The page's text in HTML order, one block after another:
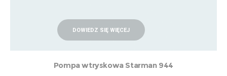
DOWIEDZ SIĘ WIĘCEJ
Pompa wtryskowa Starman 944